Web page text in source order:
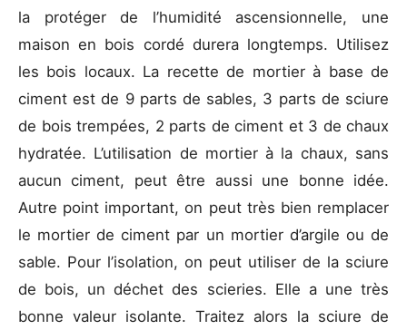
la protéger de l’humidité ascensionnelle, une
maison en bois cordé durera longtemps. Utilisez
les bois locaux. La recette de mortier à base de
ciment est de 9 parts de sables, 3 parts de sciure
de bois trempées, 2 parts de ciment et 3 de chaux
hydratée. L’utilisation de mortier à la chaux, sans
aucun ciment, peut être aussi une bonne idée.
Autre point important, on peut très bien remplacer
le mortier de ciment par un mortier d’argile ou de
sable. Pour l’isolation, on peut utiliser de la sciure
de bois, un déchet des scieries. Elle a une très
bonne valeur isolante. Traitez alors la sciure de